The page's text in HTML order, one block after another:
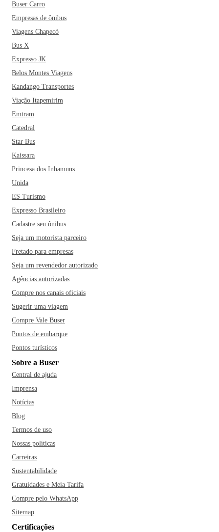
Buser Carro
Empresas de ônibus
Viagens Chapecó
Bus X
Expresso JK
Belos Montes Viagens
Kandango Transportes
Viação Itapemirim
Emtram
Catedral
Star Bus
Kaissara
Princesa dos Inhamuns
Unida
ES Turismo
Expresso Brasileiro
Cadastre seu ônibus
Seja um motorista parceiro
Fretado para empresas
Seja um revendedor autorizado
Agências autorizadas
Compre nos canais oficiais
Sugerir uma viagem
Compre Vale Buser
Pontos de embarque
Pontos turísticos
Sobre a Buser
Central de ajuda
Imprensa
Notícias
Blog
Termos de uso
Nossas políticas
Carreiras
Sustentabilidade
Gratuidades e Meia Tarifa
Compre pelo WhatsApp
Sitemap
Certificações